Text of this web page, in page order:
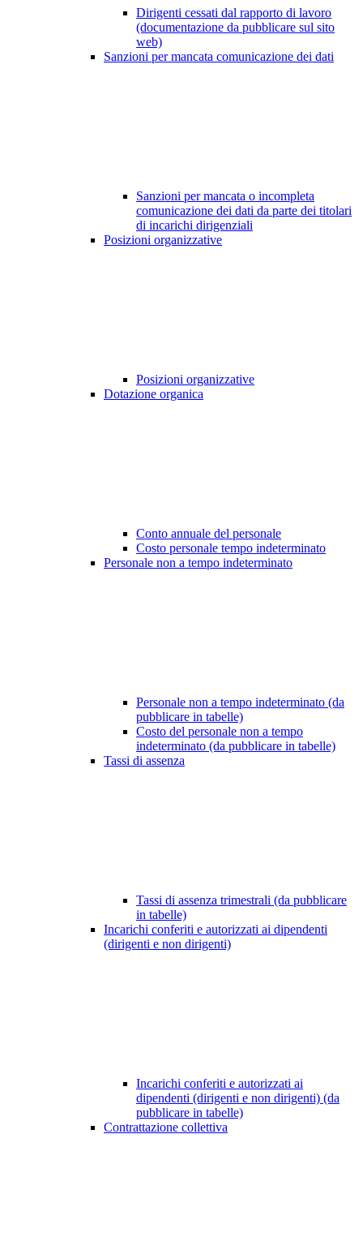
Dirigenti cessati dal rapporto di lavoro
(documentazione da pubblicare sul sito
web)
Sanzioni per mancata comunicazione dei dati
Sanzioni per mancata o incompleta
comunicazione dei dati da parte dei titolari
di incarichi dirigenziali
Posizioni organizzative
Posizioni organizzative
Dotazione organica
Conto annuale del personale
Costo personale tempo indeterminato
Personale non a tempo indeterminato
Personale non a tempo indeterminato (da
pubblicare in tabelle)
Costo del personale non a tempo
indeterminato (da pubblicare in tabelle)
Tassi di assenza
Tassi di assenza trimestrali (da pubblicare
in tabelle)
Incarichi conferiti e autorizzati ai dipendenti
(dirigenti e non dirigenti)
Incarichi conferiti e autorizzati ai
dipendenti (dirigenti e non dirigenti) (da
pubblicare in tabelle)
Contrattazione collettiva